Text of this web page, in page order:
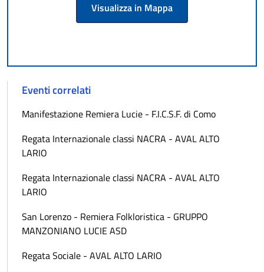
Visualizza in Mappa
Eventi correlati
Manifestazione Remiera Lucie - F.I.C.S.F. di Como
Regata Internazionale classi NACRA - AVAL ALTO
LARIO
Regata Internazionale classi NACRA - AVAL ALTO
LARIO
San Lorenzo - Remiera Folkloristica - GRUPPO
MANZONIANO LUCIE ASD
Regata Sociale - AVAL ALTO LARIO